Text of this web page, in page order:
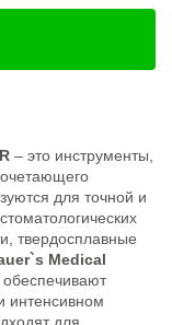
– это инструменты,
для точной и
твердосплавные
Medical
интенсивном